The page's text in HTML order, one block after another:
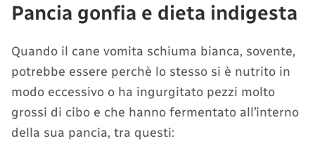
Pancia gonfia e dieta indigesta
Quando il cane vomita schiuma bianca, sovente,
potrebbe essere perchè lo stesso si è nutrito in
modo eccessivo o ha ingurgitato pezzi molto
grossi di cibo e che hanno fermentato all’interno
della sua pancia, tra questi: